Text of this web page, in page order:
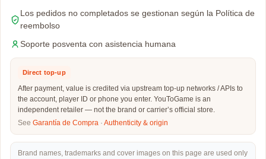
Los pedidos no completados se gestionan según la Política de
reembolso
Soporte posventa con asistencia humana
Direct top-up
After payment, value is credited via upstream top-up networks / APIs to
the account, player ID or phone you enter. YouToGame is an
independent retailer — not the brand or carrier’s official store.
See Garantía de Compra · Authenticity & origin
Brand names, trademarks and cover images on this page are used only